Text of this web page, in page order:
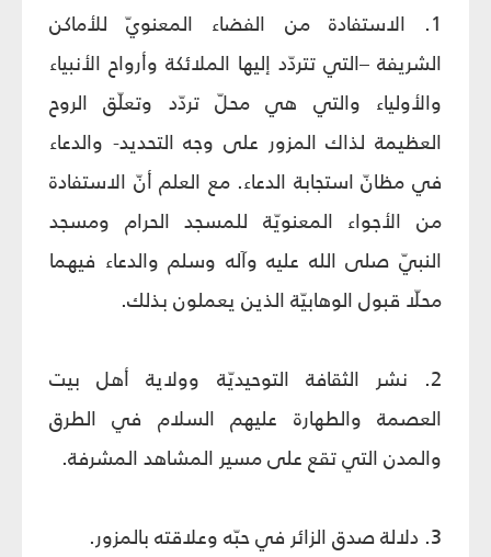
1. الاستفادة من الفضاء المعنويّ للأماكن
الشريفة –التي تتردّد إليها الملائكة وأرواح الأنبياء
والأولياء والتي هي محلّ تردّد وتعلّق الروح
العظيمة لذاك المزور على وجه التحديد- والدعاء
في مظانّ استجابة الدعاء. مع العلم أنّ الاستفادة
من الأجواء المعنويّة للمسجد الحرام ومسجد
النبيّ صلى الله عليه وآله وسلم والدعاء فيهما
محلّا قبول الوهابيّة الذين يعملون بذلك.
2. نشر الثقافة التوحيديّة وولاية أهل بيت
العصمة والطهارة عليهم السلام في الطرق
والمدن التي تقع على مسير المشاهد المشرفة.
3. دلالة صدق الزائر في حبّه وعلاقته بالمزور.